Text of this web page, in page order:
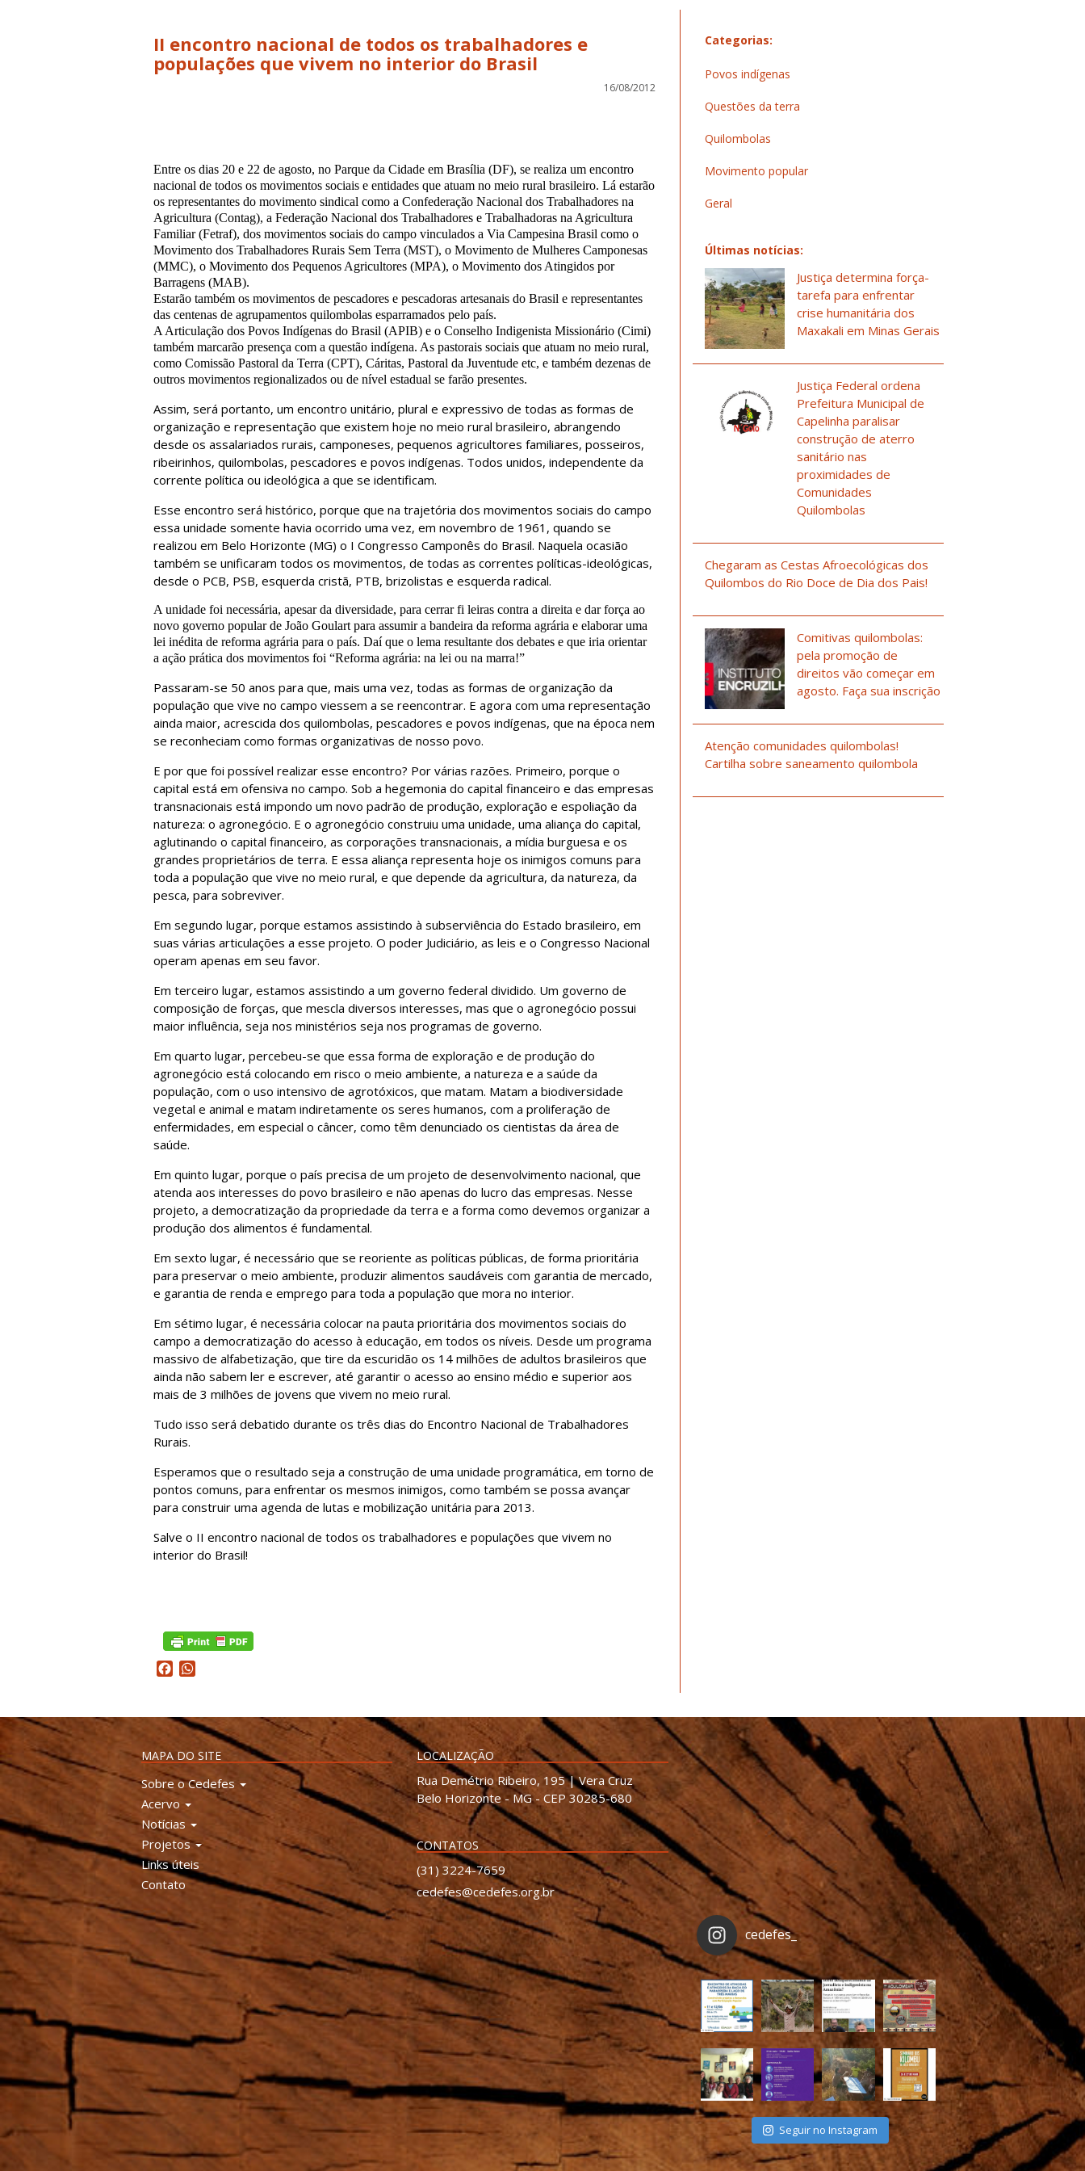
II encontro nacional de todos os trabalhadores e
populações que vivem no interior do Brasil
16/08/2012
Entre os dias 20 e 22 de agosto, no Parque da Cidade em Brasília (DF), se realiza um encontro
nacional de todos os movimentos sociais e entidades que atuam no meio rural brasileiro. Lá estarão
os representantes do movimento sindical como a Confederação Nacional dos Trabalhadores na
Agricultura (Contag), a Federação Nacional dos Trabalhadores e Trabalhadoras na Agricultura
Familiar (Fetraf), dos movimentos sociais do campo vinculados a Via Campesina Brasil como o
Movimento dos Trabalhadores Rurais Sem Terra (MST), o Movimento de Mulheres Camponesas
(MMC), o Movimento dos Pequenos Agricultores (MPA), o Movimento dos Atingidos por
Barragens (MAB).
Estarão também os movimentos de pescadores e pescadoras artesanais do Brasil e representantes
das centenas de agrupamentos quilombolas esparramados pelo país.
A Articulação dos Povos Indígenas do Brasil (APIB) e o Conselho Indigenista Missionário (Cimi)
também marcarão presença com a questão indígena. As pastorais sociais que atuam no meio rural,
como Comissão Pastoral da Terra (CPT), Cáritas, Pastoral da Juventude etc, e também dezenas de
outros movimentos regionalizados ou de nível estadual se farão presentes.
Assim, será portanto, um encontro unitário, plural e expressivo de todas as formas de
organização e representação que existem hoje no meio rural brasileiro, abrangendo
desde os assalariados rurais, camponeses, pequenos agricultores familiares, posseiros,
ribeirinhos, quilombolas, pescadores e povos indígenas. Todos unidos, independente da
corrente política ou ideológica a que se identificam.
Esse encontro será histórico, porque que na trajetória dos movimentos sociais do campo
essa unidade somente havia ocorrido uma vez, em novembro de 1961, quando se
realizou em Belo Horizonte (MG) o I Congresso Camponês do Brasil. Naquela ocasião
também se unificaram todos os movimentos, de todas as correntes políticas-ideológicas,
desde o PCB, PSB, esquerda cristã, PTB, brizolistas e esquerda radical.
A unidade foi necessária, apesar da diversidade, para cerrar fi leiras contra a direita e dar força ao
novo governo popular de João Goulart para assumir a bandeira da reforma agrária e elaborar uma
lei inédita de reforma agrária para o país. Daí que o lema resultante dos debates e que iria orientar
a ação prática dos movimentos foi “Reforma agrária: na lei ou na marra!”
Passaram-se 50 anos para que, mais uma vez, todas as formas de organização da
população que vive no campo viessem a se reencontrar. E agora com uma representação
ainda maior, acrescida dos quilombolas, pescadores e povos indígenas, que na época nem
se reconheciam como formas organizativas de nosso povo.
E por que foi possível realizar esse encontro? Por várias razões. Primeiro, porque o
capital está em ofensiva no campo. Sob a hegemonia do capital financeiro e das empresas
transnacionais está impondo um novo padrão de produção, exploração e espoliação da
natureza: o agronegócio. E o agronegócio construiu uma unidade, uma aliança do capital,
aglutinando o capital financeiro, as corporações transnacionais, a mídia burguesa e os
grandes proprietários de terra. E essa aliança representa hoje os inimigos comuns para
toda a população que vive no meio rural, e que depende da agricultura, da natureza, da
pesca, para sobreviver.
Em segundo lugar, porque estamos assistindo à subserviência do Estado brasileiro, em
suas várias articulações a esse projeto. O poder Judiciário, as leis e o Congresso Nacional
operam apenas em seu favor.
Em terceiro lugar, estamos assistindo a um governo federal dividido. Um governo de
composição de forças, que mescla diversos interesses, mas que o agronegócio possui
maior influência, seja nos ministérios seja nos programas de governo.
Em quarto lugar, percebeu-se que essa forma de exploração e de produção do
agronegócio está colocando em risco o meio ambiente, a natureza e a saúde da
população, com o uso intensivo de agrotóxicos, que matam. Matam a biodiversidade
vegetal e animal e matam indiretamente os seres humanos, com a proliferação de
enfermidades, em especial o câncer, como têm denunciado os cientistas da área de
saúde.
Em quinto lugar, porque o país precisa de um projeto de desenvolvimento nacional, que
atenda aos interesses do povo brasileiro e não apenas do lucro das empresas. Nesse
projeto, a democratização da propriedade da terra e a forma como devemos organizar a
produção dos alimentos é fundamental.
Em sexto lugar, é necessário que se reoriente as políticas públicas, de forma prioritária
para preservar o meio ambiente, produzir alimentos saudáveis com garantia de mercado,
e garantia de renda e emprego para toda a população que mora no interior.
Em sétimo lugar, é necessária colocar na pauta prioritária dos movimentos sociais do
campo a democratização do acesso à educação, em todos os níveis. Desde um programa
massivo de alfabetização, que tire da escuridão os 14 milhões de adultos brasileiros que
ainda não sabem ler e escrever, até garantir o acesso ao ensino médio e superior aos
mais de 3 milhões de jovens que vivem no meio rural.
Tudo isso será debatido durante os três dias do Encontro Nacional de Trabalhadores
Rurais.
Esperamos que o resultado seja a construção de uma unidade programática, em torno de
pontos comuns, para enfrentar os mesmos inimigos, como também se possa avançar
para construir uma agenda de lutas e mobilização unitária para 2013.
Salve o II encontro nacional de todos os trabalhadores e populações que vivem no
interior do Brasil!
Facebook
Categorias:
Povos indígenas
Questões da terra
Quilombolas
Movimento popular
Geral
Últimas notícias:
Justiça determina força-
tarefa para enfrentar
crise humanitária dos
Maxakali em Minas Gerais
Justiça Federal ordena
Prefeitura Municipal de
Capelinha paralisar
construção de aterro
sanitário nas
proximidades de
Comunidades
Quilombolas
Chegaram as Cestas Afroecológicas dos
Quilombos do Rio Doce de Dia dos Pais!
Comitivas quilombolas:
pela promoção de
direitos vão começar em
agosto. Faça sua inscrição
Atenção comunidades quilombolas!
Cartilha sobre saneamento quilombola
MAPA DO SITE
Sobre o Cedefes
Acervo
Notícias
Projetos
Links úteis
Contato
LOCALIZAÇÃO
Rua Demétrio Ribeiro, 195 | Vera Cruz
Belo Horizonte - MG - CEP 30285-680
CONTATOS
(31) 3224-7659
cedefes@cedefes.org.br
cedefes_
Seguir no Instagram